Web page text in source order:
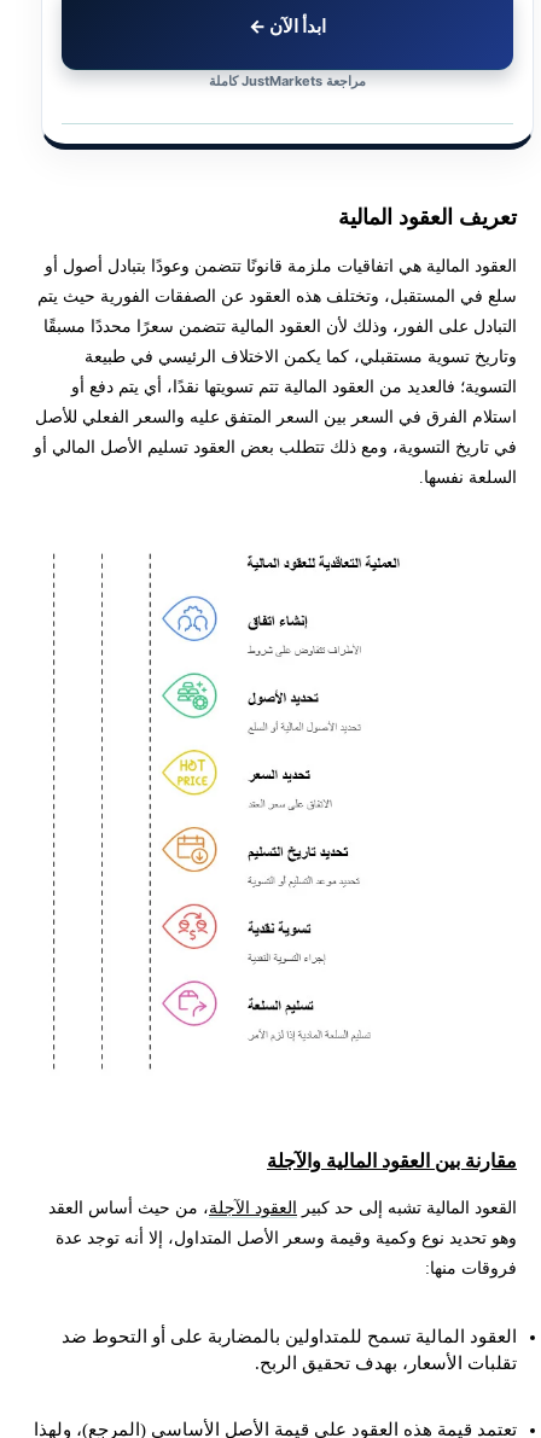
التحليل الأساسي للعقود
أفضل شركات الوساطة لتداول العقود
أفضل شركات تداول مرخصة في 2026
إخلاء المسؤولية وتنويه المخاطر
تحتاج لاستشارة لمعرفة المزيد عن تداول العقود؟
ابدأ الآن ←
مراجعة JustMarkets كاملة
تعريف العقود المالية
العقود المالية هي اتفاقيات ملزمة قانونًا تتضمن وعودًا بتبادل أصول أو
سلع في المستقبل، وتختلف هذه العقود عن الصفقات الفورية حيث يتم
التبادل على الفور، وذلك لأن العقود المالية تتضمن سعرًا محددًا مسبقًا
وتاريخ تسوية مستقبلي، كما يكمن الاختلاف الرئيسي في طبيعة
التسوية؛ فالعديد من العقود المالية تتم تسويتها نقدًا، أي يتم دفع أو
استلام الفرق في السعر بين السعر المتفق عليه والسعر الفعلي للأصل
في تاريخ التسوية، ومع ذلك تتطلب بعض العقود تسليم الأصل المالي أو
السلعة نفسها.
مقارنة بين العقود المالية والآجلة
القعود المالية تشبه إلى حد كبير العقود الآجلة، من حيث أساس العقد
وهو تحديد نوع وكمية وقيمة وسعر الأصل المتداول، إلا أنه توجد عدة
فروقات منها:
العقود المالية تسمح للمتداولين بالمضاربة على أو التحوط ضد
تقلبات الأسعار، بهدف تحقيق الربح.
تعتمد قيمة هذه العقود على قيمة الأصل الأساسي (المرجع)، ولهذا